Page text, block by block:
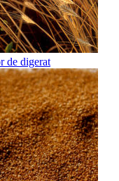
de digerat